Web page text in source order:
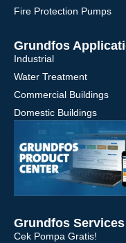
Fire Protection Pumps
Grundfos
Industrial
Water Treatment
Commercial Buildings
Domestic Buildings
Grundfos Services
Cek Pompa Gratis!